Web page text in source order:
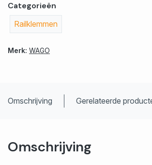
Categorieën
Railklemmen
Merk: WAGO
Omschrijving Gerelateerde
Omschrijving